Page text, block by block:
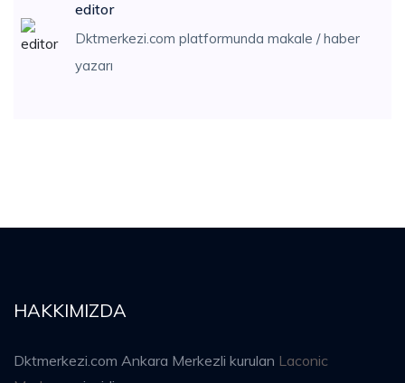
editor
Dktmerkezi.com platformunda makale / haber
yazarı
HAKKIMIZDA
Dktmerkezi.com Ankara Merkezli kurulan Laconic